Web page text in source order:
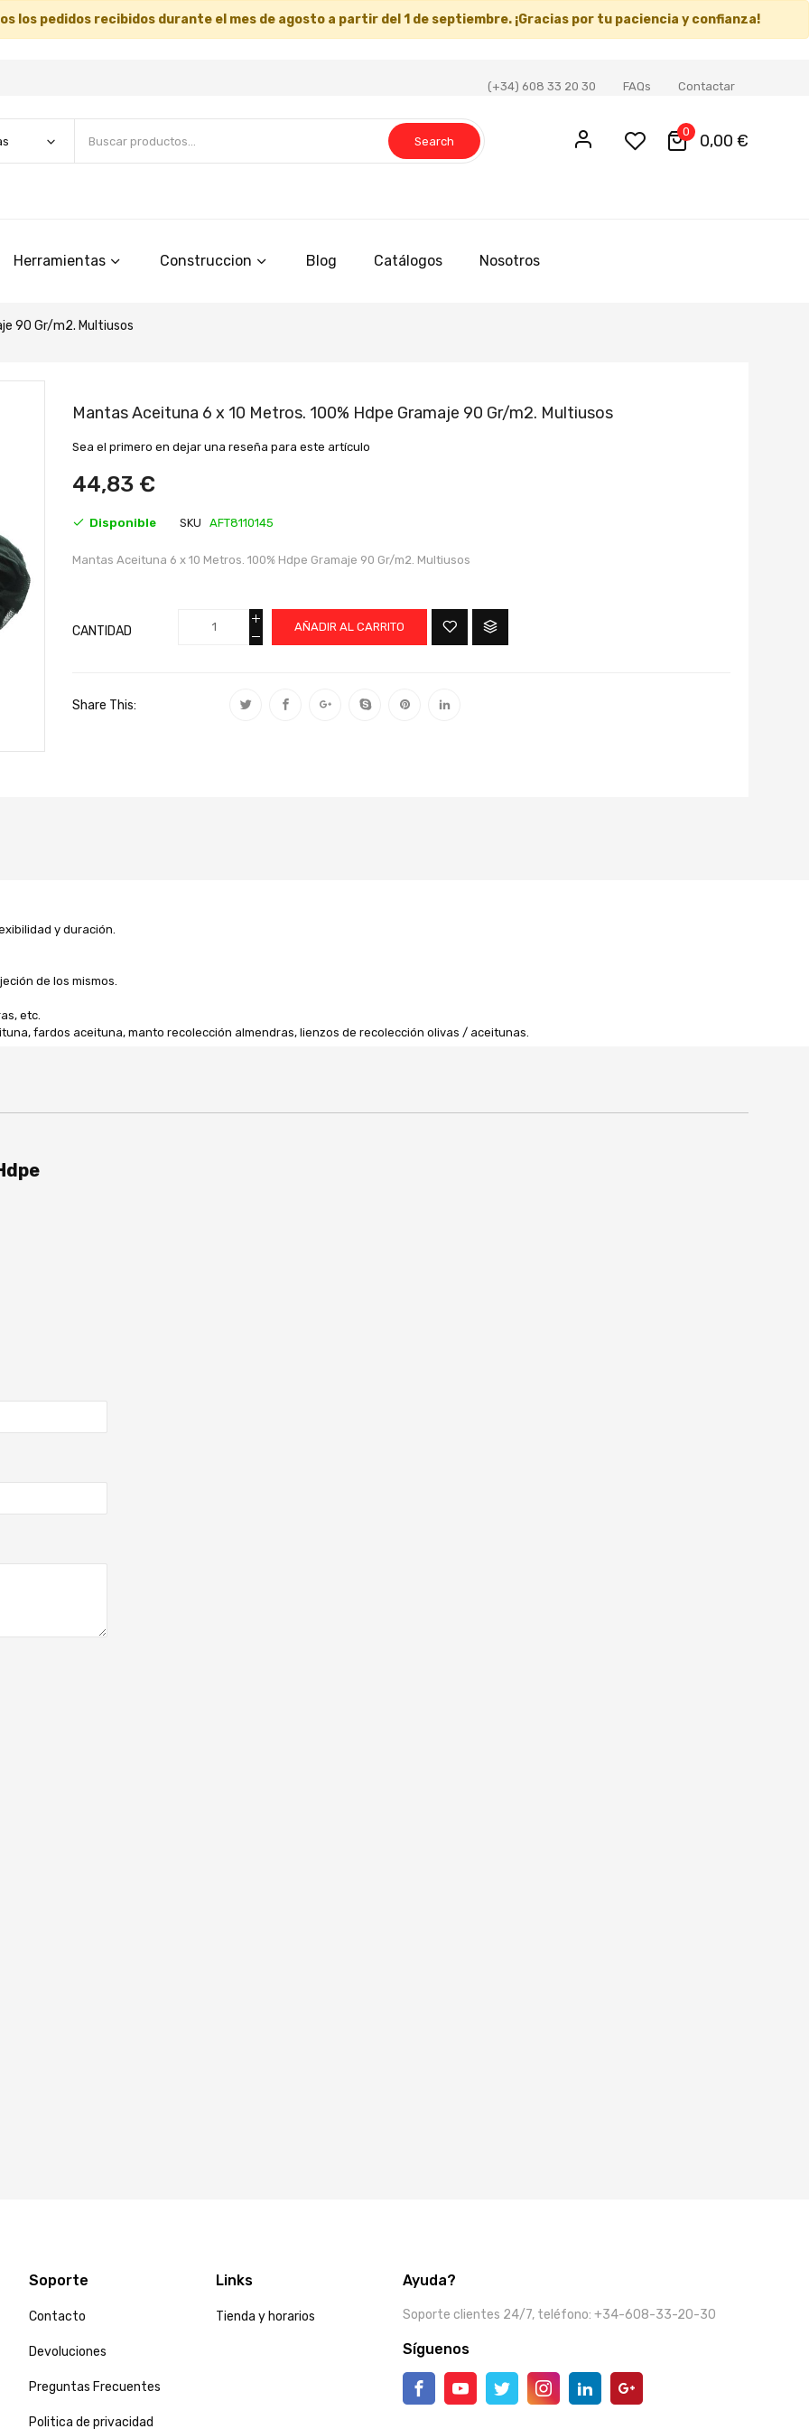
los pedidos recibidos durante el mes de agosto a partir del 1 de septiembre. ¡Gracias por tu paciencia y confianza!
(+34) 608 33 20 30 FAQs Contactar
Search
0 0,00 €
Herramientas Construccion Blog Catálogos Nosotros
90 Gr/m2. Multiusos
comienzo
galería
Mantas Aceituna 6 x 10 Metros. 100% Hdpe Gramaje 90 Gr/m2. Multiusos
Sea el primero en dejar una reseña para este artículo
44,83 €
Disponible SKU AFT8110145
Mantas Aceituna 6 x 10 Metros. 100% Hdpe Gramaje 90 Gr/m2. Multiusos
CANTIDAD AÑADIR AL CARRITO
Share This:
y duración.
de los mismos.
etc.
fardos aceituna, manto recolección almendras, lienzos de recolección olivas / aceitunas.
Soporte
Contacto
Devoluciones
Preguntas Frecuentes
Politica de privacidad
Links
Tienda y horarios
Ayuda?
Soporte clientes 24/7, teléfono: +34-608-33-20-30
Síguenos